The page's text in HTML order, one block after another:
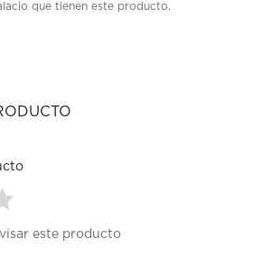
que tienen este producto.
este producto